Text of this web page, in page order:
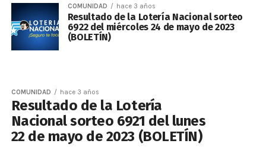
COMUNIDAD hace 3 años
Resultado de la Lotería Nacional sorteo
6922 del miércoles 24 de mayo de 2023
(BOLETÍN)
COMUNIDAD hace 3 años
Resultado de la Lotería
Nacional sorteo 6921 del lunes
22 de mayo de 2023 (BOLETÍN)